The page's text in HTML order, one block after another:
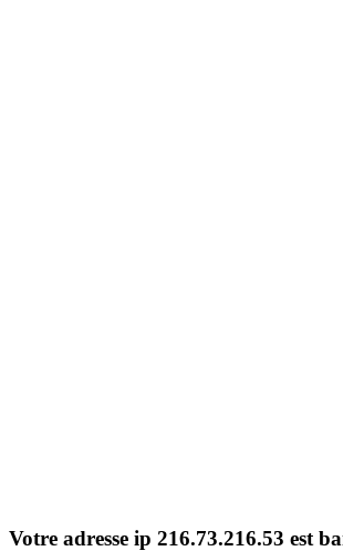
Votre adresse ip 216.73.216.53 est